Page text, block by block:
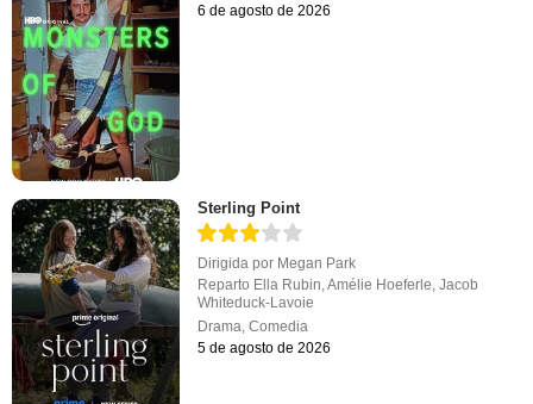
6 de agosto de 2026
Sterling Point
Dirigida por Megan Park
Reparto Ella Rubin,Amélie Hoeferle,Jacob
Whiteduck-Lavoie
Drama,Comedia
5 de agosto de 2026